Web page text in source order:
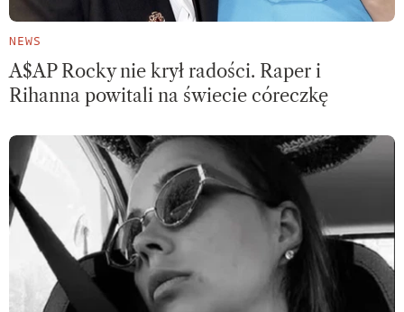
NEWS
A$AP Rocky nie krył radości. Raper i
Rihanna powitali na świecie córeczkę